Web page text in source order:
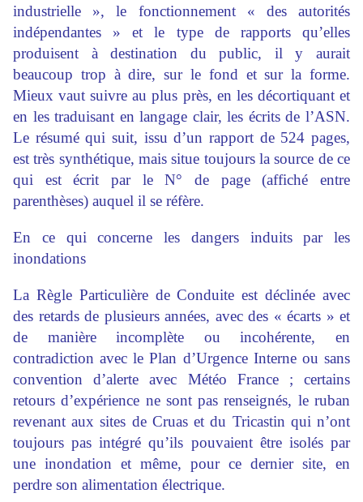
industrielle », le fonctionnement « des autorités
indépendantes » et le type de rapports qu’elles
produisent à destination du public, il y aurait
beaucoup trop à dire, sur le fond et sur la forme.
Mieux vaut suivre au plus près, en les décortiquant et
en les traduisant en langage clair, les écrits de l’ASN.
Le résumé qui suit, issu d’un rapport de 524 pages,
est très synthétique, mais situe toujours la source de ce
qui est écrit par le N° de page (affiché entre
parenthèses) auquel il se réfère.
En ce qui concerne les dangers induits par les
inondations
La Règle Particulière de Conduite est déclinée avec
des retards de plusieurs années, avec des « écarts » et
de manière incomplète ou incohérente, en
contradiction avec le Plan d’Urgence Interne ou sans
convention d’alerte avec Météo France ; certains
retours d’expérience ne sont pas renseignés, le ruban
revenant aux sites de Cruas et du Tricastin qui n’ont
toujours pas intégré qu’ils pouvaient être isolés par
une inondation et même, pour ce dernier site, en
perdre son alimentation électrique.